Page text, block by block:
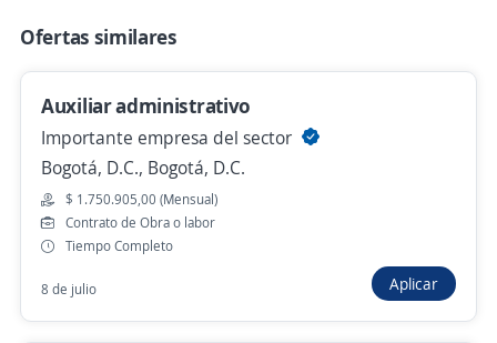
Bogotá, D.C., Bogotá, D.C.
Analista de monitoreo transaccional // aux
administrativo// contratacion inmediata
Banco nacional
Bogotá, D.C., Bogotá, D.C.
$ 1.750.905,00 (Mensual)
Hace 6 horas
Ofertas similares
Auxiliar administrativo
Importante empresa del sector
Bogotá, D.C., Bogotá, D.C.
$ 1.750.905,00 (Mensual)
Contrato de Obra o labor
Tiempo Completo
8 de julio Aplicar